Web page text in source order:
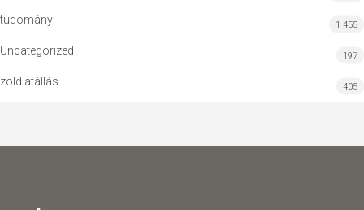
tudomány 1 455
Uncategorized 197
zöld átállás 405